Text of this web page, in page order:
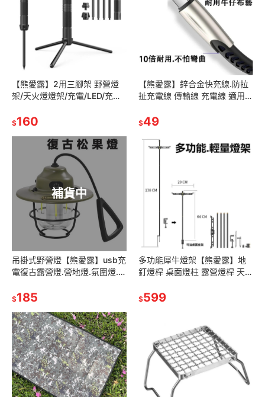
【熊愛露】2用三腳架 野營燈
架/天火燈燈架/充電/LED/充電
燈架
$160
【熊愛露】鋅合金快充線.防拉
扯充電線 傳輸線 充電線 適用
快充線
$49
補貨中
吊掛式野營燈【熊愛露】usb充
電復古露營燈.營地燈.氛圍燈.帳
夫燈.松果燈
$185
多功能犀牛燈架【熊愛露】地
釘燈桿 桌面燈柱 露營燈桿 天火
戶外燈.附1/4接頭燈桿
$599